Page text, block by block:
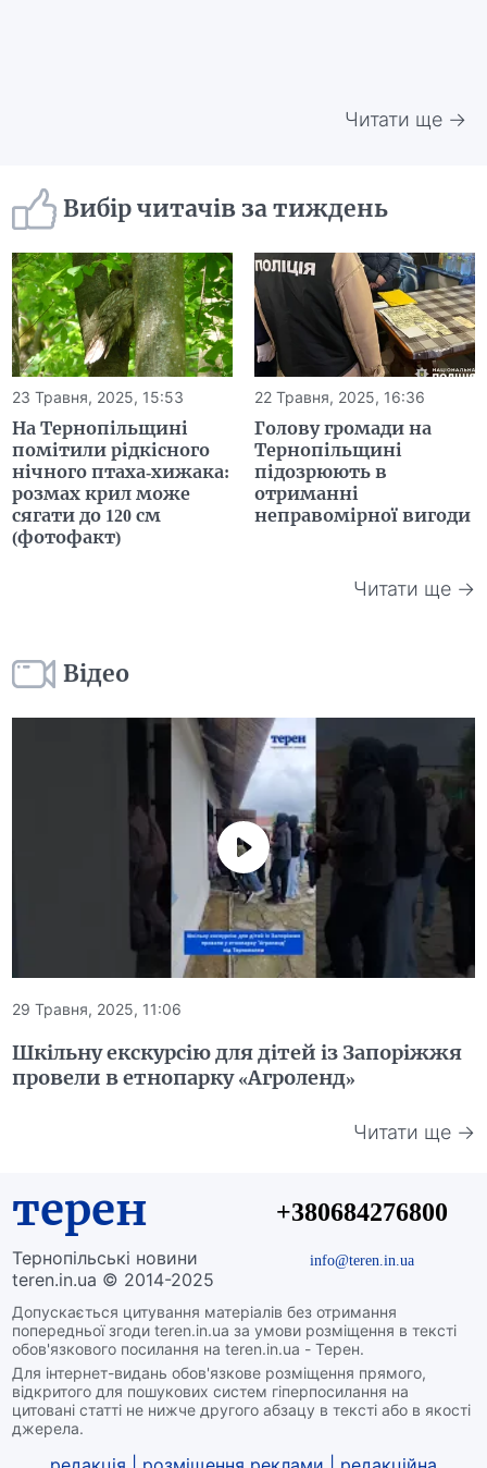
Читати ще →
Вибір читачів за тиждень
23 Травня, 2025, 15:53
На Тернопільщині
помітили рідкісного
нічного птаха-хижака:
розмах крил може
сягати до 120 см
(фотофакт)
22 Травня, 2025, 16:36
Голову громади на
Тернопільщині
підозрюють в
отриманні
неправомірної вигоди
Читати ще →
Відео
29 Травня, 2025, 11:06
Шкільну екскурсію для дітей із Запоріжжя
провели в етнопарку «Агроленд»
Читати ще →
терен
Тернопільські новини
teren.in.ua © 2014-2025
Допускається цитування матеріалів без отримання
попередньої згоди teren.in.ua за умови розміщення в тексті
обов'язкового посилання на teren.in.ua - Терен.
Для інтернет-видань обов'язкове розміщення прямого,
відкритого для пошукових систем гіперпосилання на
цитовані статті не нижче другого абзацу в тексті або в якості
джерела.
+380684276800
info@teren.in.ua